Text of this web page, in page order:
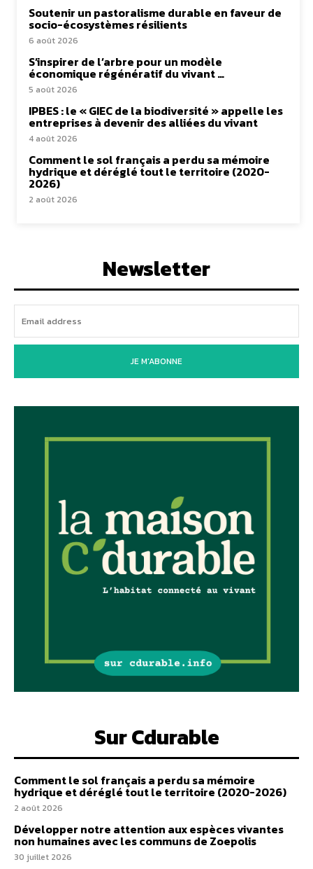
Soutenir un pastoralisme durable en faveur de
socio-écosystèmes résilients
6 août 2026
S’inspirer de l’arbre pour un modèle
économique régénératif du vivant …
5 août 2026
IPBES : le « GIEC de la biodiversité » appelle les
entreprises à devenir des alliées du vivant
4 août 2026
Comment le sol français a perdu sa mémoire
hydrique et déréglé tout le territoire (2020-
2026)
2 août 2026
Newsletter
JE M'ABONNE
Sur Cdurable
Comment le sol français a perdu sa mémoire
hydrique et déréglé tout le territoire (2020-2026)
2 août 2026
Développer notre attention aux espèces vivantes
non humaines avec les communs de Zoepolis
30 juillet 2026